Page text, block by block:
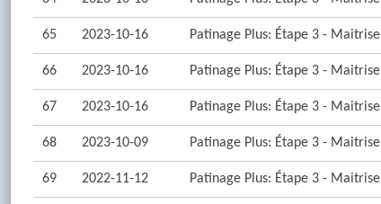
65 2023-10-16 Patinage Plus: Étape 3 - Maitrise
66 2023-10-16 Patinage Plus: Étape 3 - Maitrise
67 2023-10-16 Patinage Plus: Étape 3 - Maitrise
68 2023-10-09 Patinage Plus: Étape 3 - Maitrise
69 2022-11-12 Patinage Plus: Étape 3 - Maitrise